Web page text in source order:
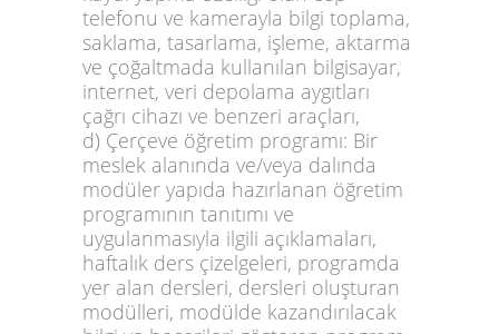
telefonu ve kamerayla bilgi toplama,
saklama, tasarlama, işleme, aktarma
ve çoğaltmada kullanılan bilgisayar,
internet, veri depolama aygıtları
çağrı cihazı ve benzeri araçları,
d) Çerçeve öğretim programı: Bir
meslek alanında ve/veya dalında
modüler yapıda hazırlanan öğretim
programının tanıtımı ve
uygulanmasıyla ilgili açıklamaları,
haftalık ders çizelgeleri, programda
yer alan dersleri, dersleri oluşturan
modülleri, modülde kazandırılacak